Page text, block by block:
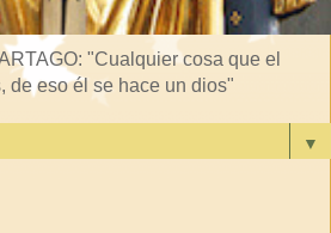
"Cualquier cosa que el
de eso él se hace un dios"
▼